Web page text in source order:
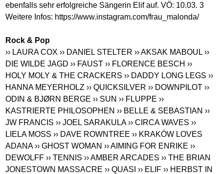
ebenfalls sehr erfolgreiche Sängerin Elif auf. VÖ: 10.03. 3
Weitere Infos: https://www.instagram.com/frau_malonda/
Rock & Pop
›› LAURA COX ›› DANIEL STELTER ›› AKSAK MABOUL ››
DIE WILDE JAGD ›› FAUST ›› FLORENCE BESCH ››
HOLY MOLY & THE CRACKERS ›› DADDY LONG LEGS ››
HANNA MEYERHOLZ ›› QUICKSILVER ›› DOWNPILOT ››
ODIN & BJØRN BERGE ›› SUN ›› FLUPPE››
KASTRIERTE PHILOSOPHEN ›› BELLE & SEBASTIAN ››
JW FRANCIS ›› JOEL SARAKULA ›› CIRCA WAVES ››
LIELA MOSS ›› DAVE ROWNTREE ›› KRAKÓW LOVES
ADANA ›› GHOST WOMAN ›› AIMING FOR ENRIKE ››
DEWOLFF ›› TENNIS ›› AMBER ARCADES ›› THE BRIAN
JONESTOWN MASSACRE ›› QUASI›› ELIF ›› HERBST IN